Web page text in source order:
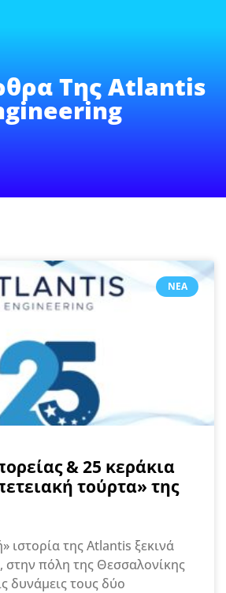
Της Atlantis
ΝΈΑ
& 25 κεράκια
τούρτα» της
ιστορία της Atlantis ξεκινά
στην πόλη της Θεσσαλονίκης
δυνάμεις τους δύο